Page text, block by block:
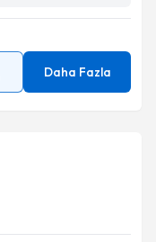
Daha Fazla